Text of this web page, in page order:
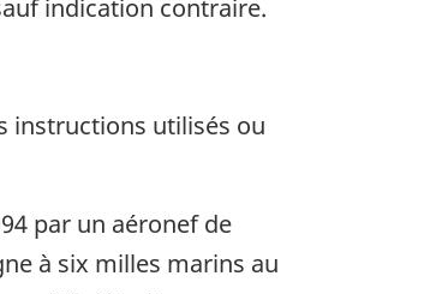
indication contraire.
instructions utilisés ou
par un aéronef de
à six milles marins au